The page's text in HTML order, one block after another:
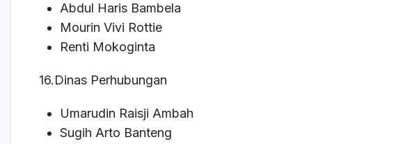
Abdul Haris Bambela
Mourin Vivi Rottie
Renti Mokoginta
16.Dinas Perhubungan
Umarudin Raisji Ambah
Sugih Arto Banteng